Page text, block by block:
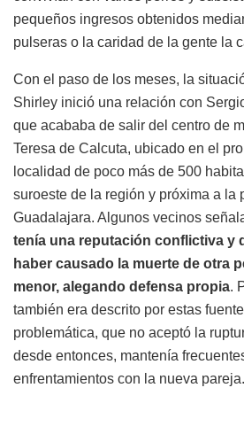
pequeños ingresos obtenidos
pulseras o la caridad de la gente la
Con el paso de los meses, la
Shirley inició una relación con
que acababa de salir del centro de
Teresa de Calcuta, ubicado en el
localidad de poco más de 500
suroeste de la región y próxima a la
Guadalajara. Algunos vecinos
tenía una reputación conflictiva y
haber causado la muerte de otra
menor, alegando defensa propia.
también era descrito por estas
problemática, que no aceptó la
desde entonces, mantenía
enfrentamientos con la nueva pareja.